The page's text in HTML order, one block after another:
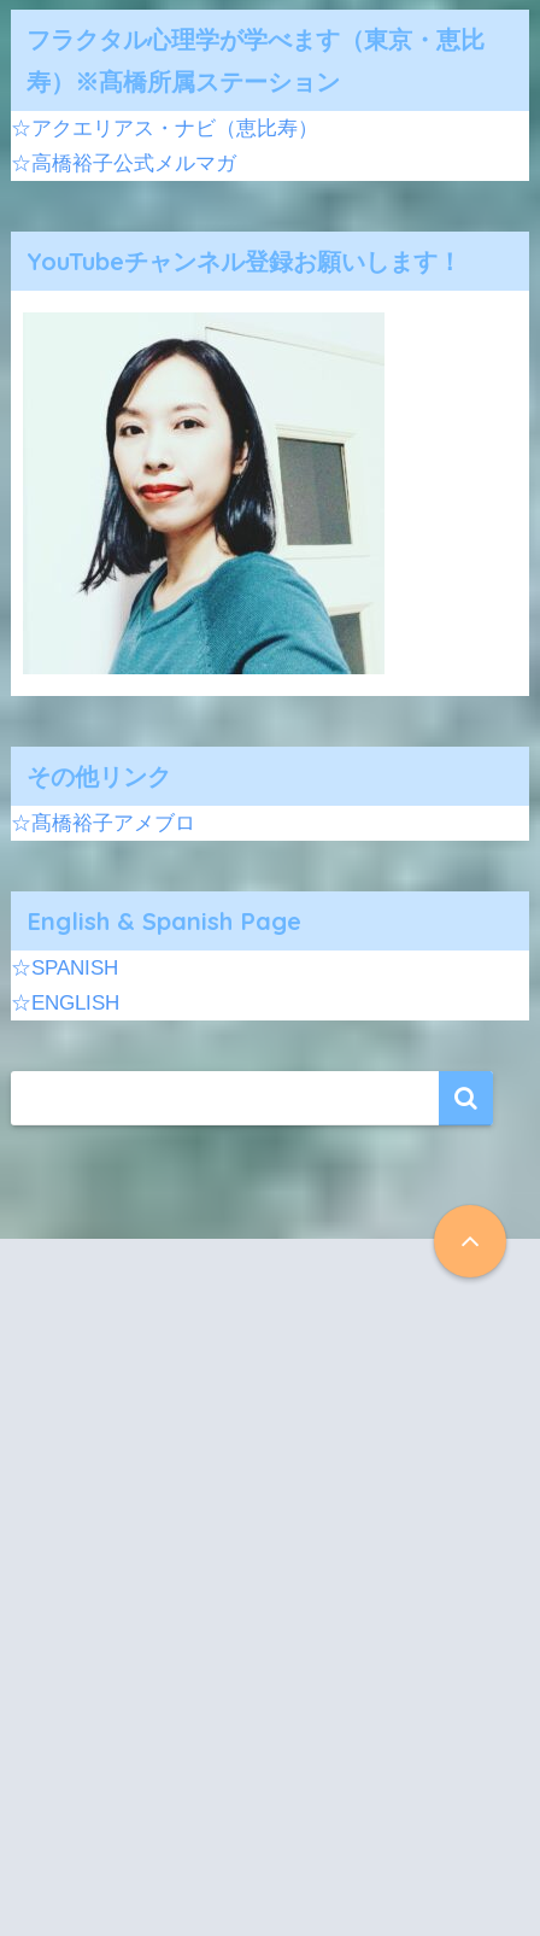
フラクタル心理学が学べます（東京・恵比
寿）※髙橋所属ステーション
☆アクエリアス・ナビ（恵比寿）
☆高橋裕子公式メルマガ
YouTubeチャンネル登録お願いします！
その他リンク
☆髙橋裕子アメブロ
English & Spanish Page
☆SPANISH
☆ENGLISH